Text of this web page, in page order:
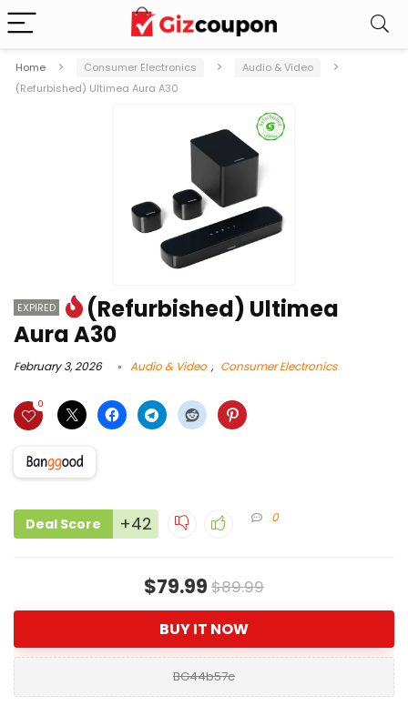
Home Consumer Electronics
Audio & Video
(Refurbished) Ultimea Aura A30
EXPIRED
(Refurbished) Ultimea
Aura A30
February 3, 2026 Audio & Video , Consumer Electronics
0
Deal Score +42 0
$79.99 $89.99
BUY IT NOW
BG44b57c